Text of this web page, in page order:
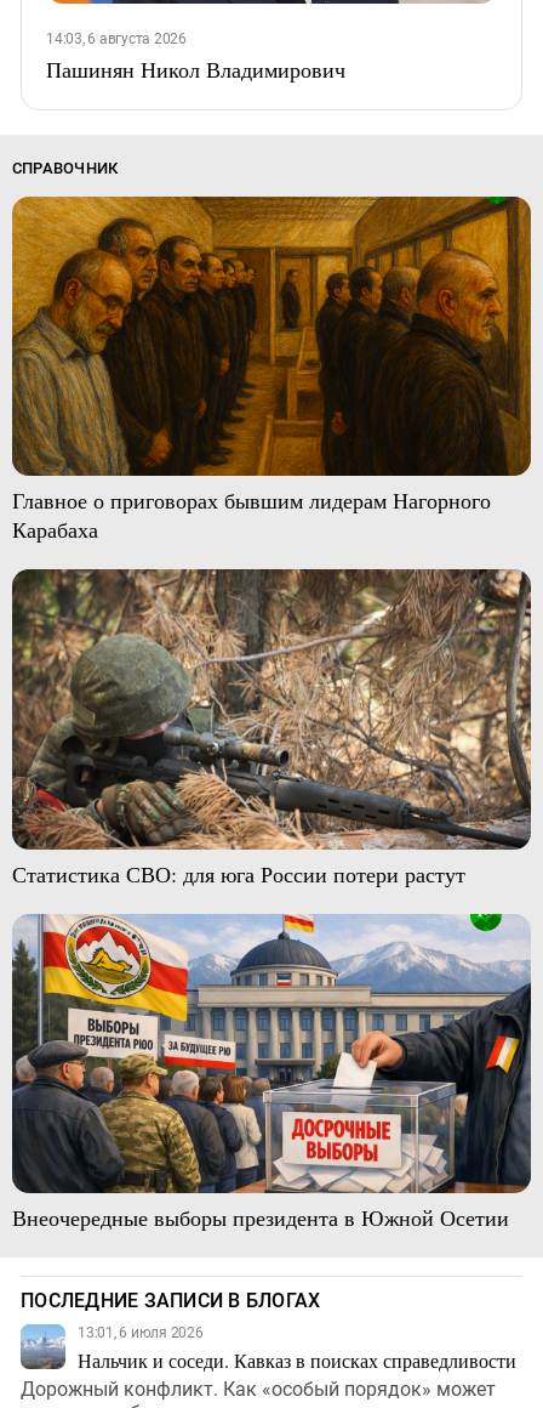
14:03, 6 августа 2026
Пашинян Никол Владимирович
СПРАВОЧНИК
Главное о приговорах бывшим лидерам Нагорного
Карабаха
Статистика СВО: для юга России потери растут
Внеочередные выборы президента в Южной Осетии
ПОСЛЕДНИЕ ЗАПИСИ В БЛОГАХ
13:01, 6 июля 2026
Нальчик и соседи. Кавказ в поисках справедливости
Дорожный конфликт. Как «особый порядок» может